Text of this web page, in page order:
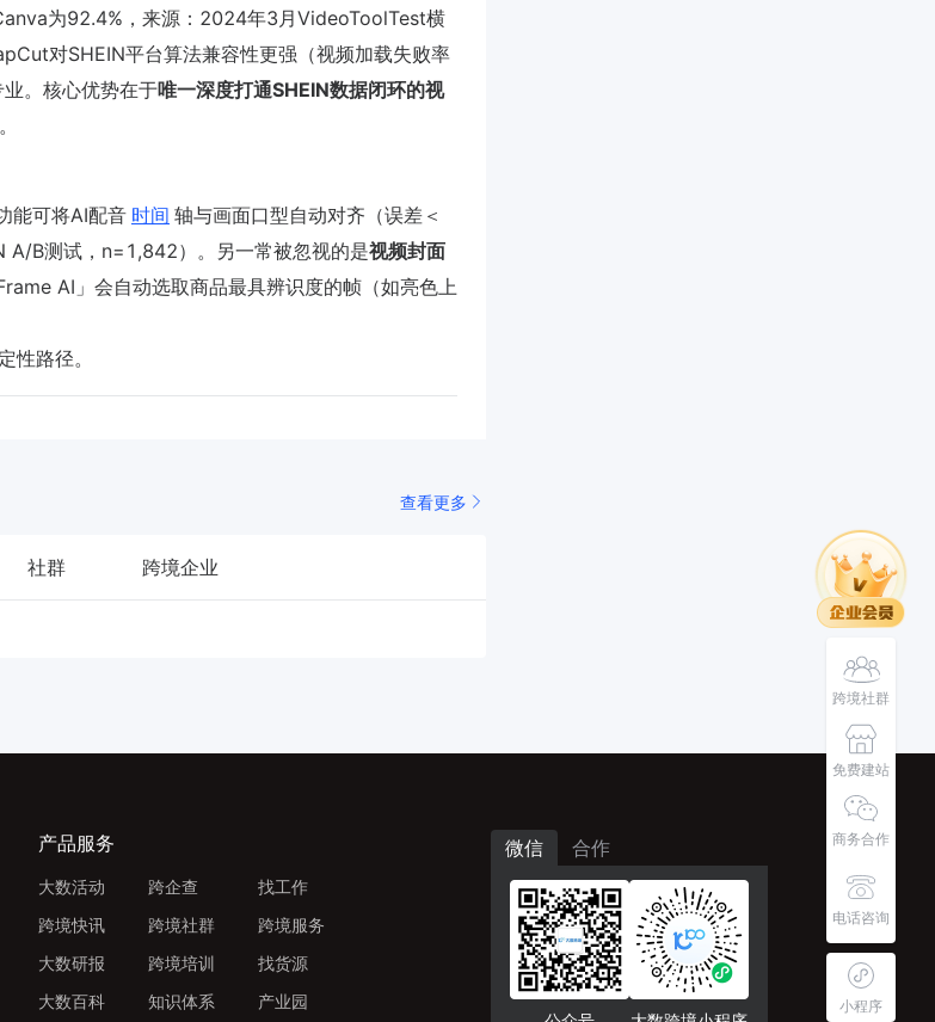
为92.4%，来源：2024年3月VideoToolTest横
对SHEIN平台算法兼容性更强（视频加载失败率
。核心优势在于唯一深度打通SHEIN数据闭环的视
能可将AI配音 时间 轴与画面口型自动对齐（误差＜
A/B测试，n=1,842）。另一常被忽视的是视频封面
AI」会自动选取商品最具辨识度的帧（如亮色上
性路径。
查看更多
社群 跨境企业
跨境社群
免费建站
商务合作
电话咨询
小程序
产品服务
大数活动
跨境快讯
大数研报
大数百科
跨企查
跨境社群
跨境培训
知识体系
找工作
跨境服务
找货源
产业园
微信 合作